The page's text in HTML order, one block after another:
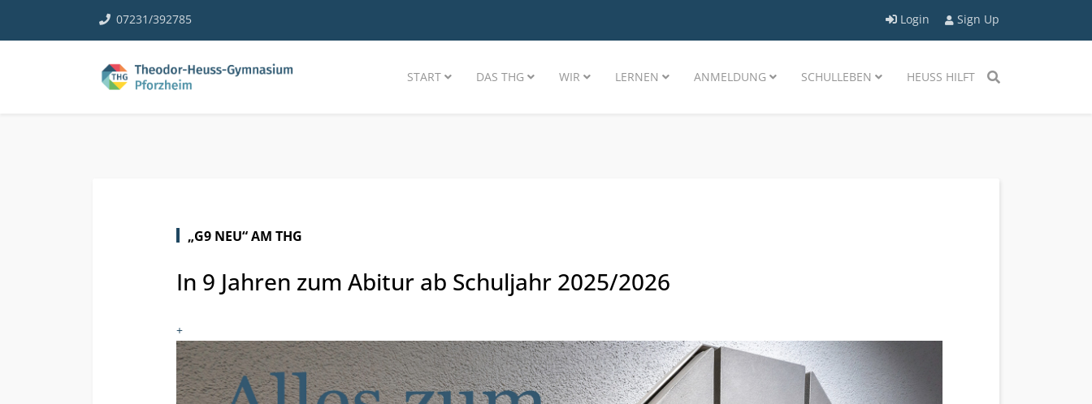
07231/392785 Login Sign Up
START DAS THG WIR LERNEN ANMELDUNG SCHULLEBEN HEUSS HILFT
„G9 NEU“ AM THG
In 9 Jahren zum Abitur ab Schuljahr 2025/2026
+